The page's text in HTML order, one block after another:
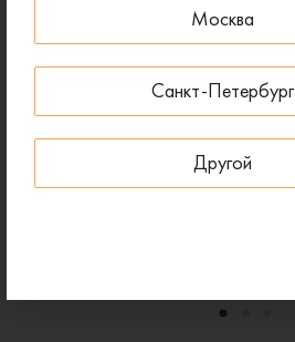
Москва
Санкт-Петербург
Другой
Оправа BARBIE BBV052 GRY
- 30 % ДО 15 АВГУСТА